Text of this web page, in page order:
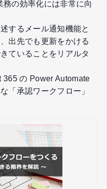
の効率化には非常に向
するメール通知機能と
出先でも更新をかける
ていることをリアルタ
365 の Power Automate
「承認ワークフロー」